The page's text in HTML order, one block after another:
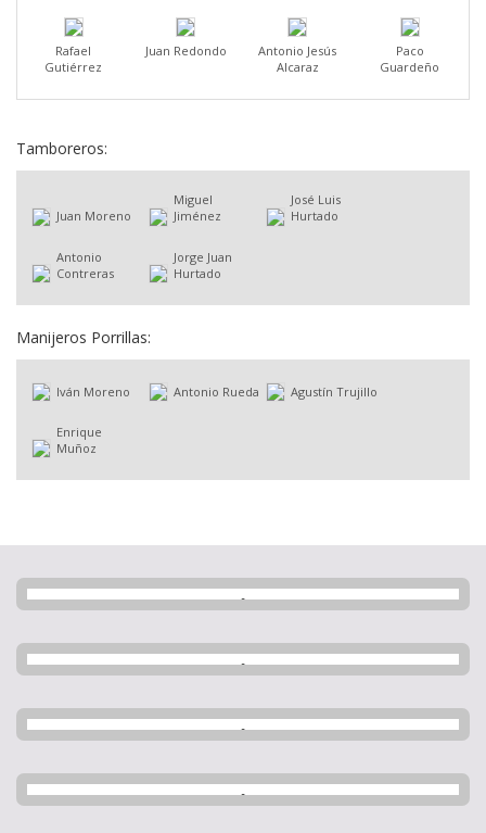
Rafael
Gutiérrez
Juan Redondo
Antonio Jesús
Alcaraz
Paco
Guardeño
Tamboreros:
Juan Moreno
Miguel
Jiménez
José Luis
Hurtado
Antonio
Contreras
Jorge Juan
Hurtado
Manijeros Porrillas:
Iván Moreno Antonio Rueda Agustín Trujillo
Enrique
Muñoz